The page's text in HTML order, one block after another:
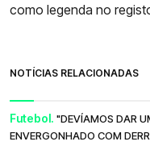
como legenda no
NOTÍCIAS RELACIONADAS
Futebol. "DEVÍAMOS DAR
ENVERGONHADO COM